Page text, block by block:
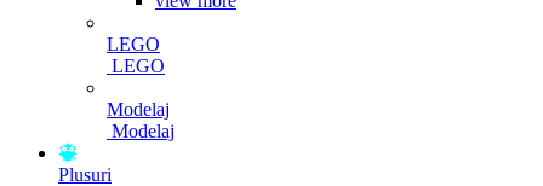
LEGO
LEGO
Modelaj
Modelaj
Plusuri